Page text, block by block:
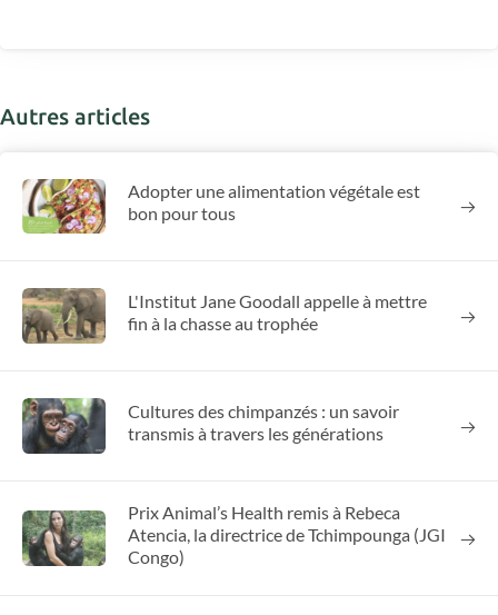
Autres articles
Adopter une alimentation végétale est
bon pour tous
L'Institut Jane Goodall appelle à mettre
fin à la chasse au trophée
Cultures des chimpanzés : un savoir
transmis à travers les générations
Prix Animal’s Health remis à Rebeca
Atencia, la directrice de Tchimpounga (JGI
Congo)